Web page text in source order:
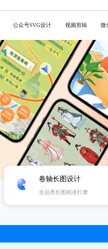
公众号SVG设计 视频剪辑 微
卷轴长图设计
全品类长图精准打磨